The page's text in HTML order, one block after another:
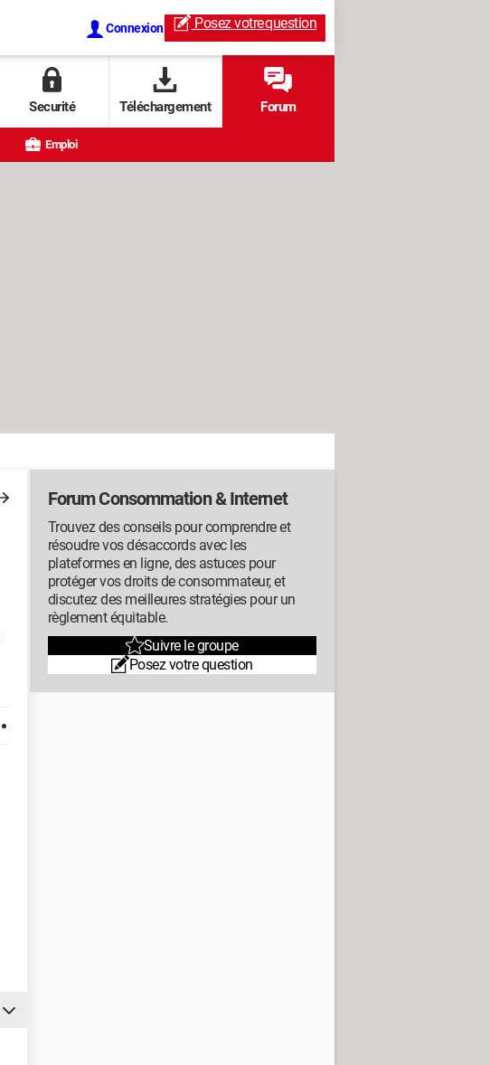
Connexion Posez votrequestion
Securité Téléchargement Forum
Emploi
Forum Consommation & Internet
Trouvez des conseils pour comprendre et
résoudre vos désaccords avec les
plateformes en ligne, des astuces pour
protéger vos droits de consommateur, et
discutez des meilleures stratégies pour un
règlement équitable.
Suivre le groupe
Posez votre question